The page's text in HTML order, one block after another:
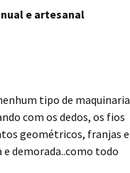
e artesanal
tipo de maquinaria
com os dedos, os fios
geométricos, franjas e
demorada..como todo